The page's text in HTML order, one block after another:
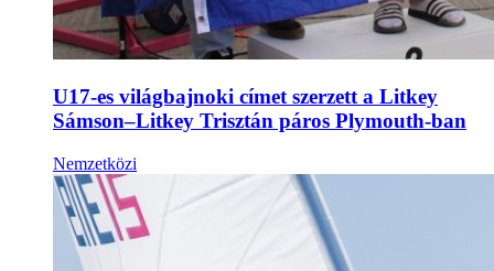
U17-es világbajnoki címet szerzett a Litkey
Sámson–Litkey Trisztán páros Plymouth-ban
Nemzetközi